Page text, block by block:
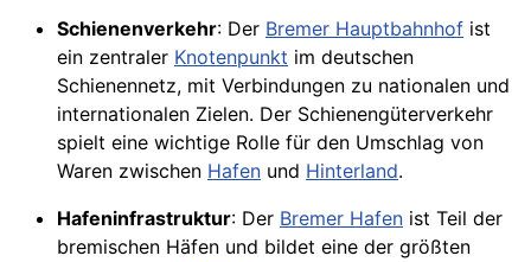
Schienenverkehr: Der Bremer Hauptbahnhof ist
ein zentraler Knotenpunkt im deutschen
Schienennetz, mit Verbindungen zu nationalen und
internationalen Zielen. Der Schienengüterverkehr
spielt eine wichtige Rolle für den Umschlag von
Waren zwischen Hafen und Hinterland.
Hafeninfrastruktur: Der Bremer Hafen ist Teil der
bremischen Häfen und bildet eine der größten